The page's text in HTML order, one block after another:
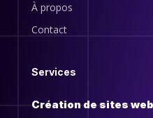
À propos
Contact
Services
Création de sites